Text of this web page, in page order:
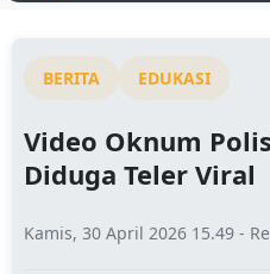
BERITA EDUKASI
Video Oknum
Diduga Teler Viral
Kamis, 30 April 2026 15.49 -